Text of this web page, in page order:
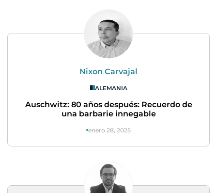
Nixon Carvajal
ALEMANIA
Auschwitz: 80 años después: Recuerdo de
una barbarie innegable
enero 28, 2025